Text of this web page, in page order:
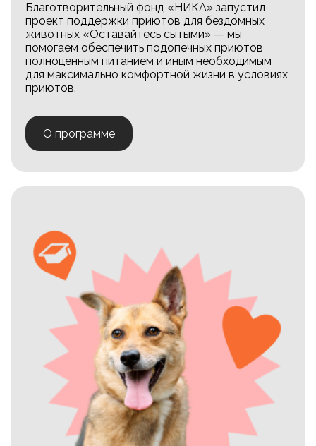
Благотворительный фонд «НИКА» запустил
проект поддержки приютов для бездомных
животных «Оставайтесь сытыми» — мы
помогаем обеспечить подопечных приютов
полноценным питанием и иным необходимым
для максимально комфортной жизни в условиях
приютов.
О программе